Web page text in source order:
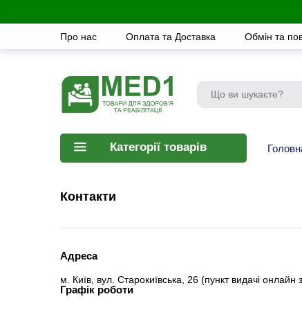
Про нас Оплата та Доставка Обмін та
Категорії товарів
Контакти
Адреса
м. Київ, вул. Старокиївська, 26 (пункт видачi онлайн
Графік роботи